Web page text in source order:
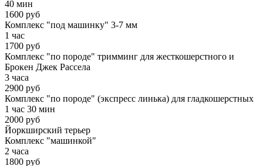
40 мин
1600 руб
Комплекс "под машинку" 3-7 мм
1 час
1700 руб
Комплекс "по породе" тримминг для жесткошерстного и
Брокен Джек Рассела
3 часа
2900 руб
Комплекс "по породе" (экспресс линька) для гладкошерстных
1 час 30 мин
2000 руб
Йоркширский терьер
Комплекс "машинкой"
2 часа
1800 руб